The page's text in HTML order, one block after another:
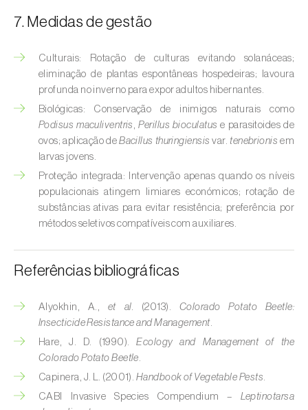
Broca-do-chá (Euwallacea fornicatus, E.
fornicatior, E. perbrevis e E. kuroshio
Broca-do-colmo-da-cana-de-açúcar
Diatraea saccharalis)
Broca-do-milho (Sesamia nonagrioides)
Broca-dos-ramos-do-pessegueiro (Anarsia
lineatella)
Broca-listrada-do-caule-do-arroz (Chilo
suppressalis)
Cossus cossus
Burgo-da-azinheira (Tortrix viridana)
Cigarrinha-espumadora (Philaenus
spumarius)
titanus e Empoasca spp.
7. Medidas de gestão
Culturais: Rotação de culturas evitando solanáceas;
eliminação de plantas espontâneas hospedeiras; lavoura
profunda no inverno para expor adultos hibernantes.
Biológicas: Conservação de inimigos naturais como
Podisus maculiventris ,Perillus bioculatus e parasitoides de
ovos; aplicação deBacillus thuringiensis var. tenebrionis em
larvas jovens.
Proteção integrada: Intervenção apenas quando os níveis
populacionais atingem limiares económicos; rotação de
substâncias ativas para evitar resistência; preferência por
métodos seletivos compatíveis com auxiliares.
Referências bibliográficas
Alyokhin, A.,et al. (2013). Colorado Potato Beetle:
Insecticide Resistance and Management.
Hare, J. D. (1990).Ecology and Management of the
Colorado Potato Beetle
Capinera, J. L. (2001). Handbook of Vegetable Pests
CABI Invasive Species Compendium – Leptinotarsa